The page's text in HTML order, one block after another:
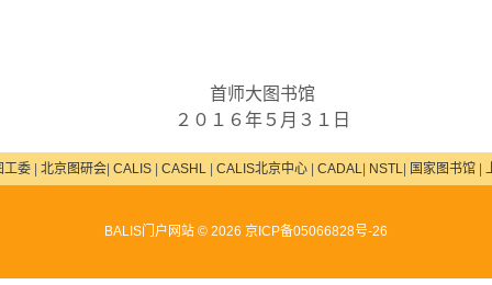
首师大图书馆
２０１６年５月３１日
工委 北京图研会 CALIS CASHL CALIS北京中心 CADAL NSTL 国家图书馆
BALIS门户网站 © 2026 京ICP备05066828号-26